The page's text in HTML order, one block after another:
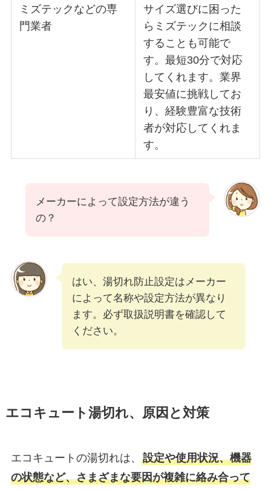
ミズテックなどの専
門業者
サイズ選びに困った
らミズテックに相談
することも可能で
す。最短30分で対応
してくれます。業界
最安値に挑戦してお
り、経験豊富な技術
者が対応してくれま
す。
メーカーによって設定方法が違う
の？
はい、湯切れ防止設定はメーカー
によって名称や設定方法が異なり
ます。必ず取扱説明書を確認して
ください。
エコキュート湯切れ、原因と対策
エコキュートの湯切れは、 設定や使用状況、機器
の状態など、さまざまな要因が複雑に絡み合って